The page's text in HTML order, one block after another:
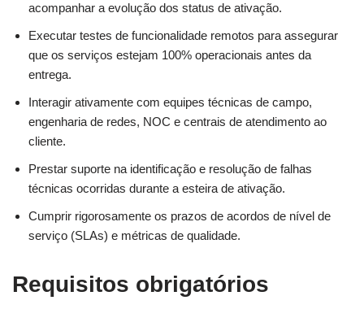
acompanhar a evolução dos status de ativação.
Executar testes de funcionalidade remotos para assegurar
que os serviços estejam 100% operacionais antes da
entrega.
Interagir ativamente com equipes técnicas de campo,
engenharia de redes, NOC e centrais de atendimento ao
cliente.
Prestar suporte na identificação e resolução de falhas
técnicas ocorridas durante a esteira de ativação.
Cumprir rigorosamente os prazos de acordos de nível de
serviço (SLAs) e métricas de qualidade.
Requisitos obrigatórios